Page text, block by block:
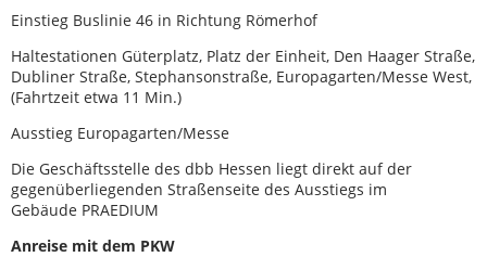
Einstieg Buslinie 46 in Richtung Römerhof
Haltestationen Güterplatz, Platz der Einheit, Den Haager Straße,
Dubliner Straße, Stephansonstraße, Europagarten/Messe West,
(Fahrtzeit etwa 11 Min.)
Ausstieg Europagarten/Messe
Die Geschäftsstelle des dbb Hessen liegt direkt auf der
gegenüberliegenden Straßenseite des Ausstiegs im
Gebäude PRAEDIUM
Anreise mit dem PKW